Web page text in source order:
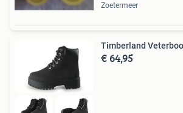
Zoetermeer
Timberland
€ 64,95